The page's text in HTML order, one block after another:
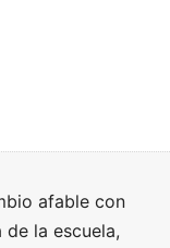
afable con
la escuela,